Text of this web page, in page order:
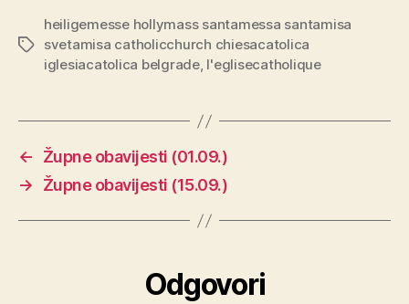
Oznake
heiligemesse hollymass santamessa santamisa
svetamisa catholicchurch chiesacatolica
iglesiacatolica belgrade, l'eglisecatholique
←
Župne obavijesti (01.09.)
→
Župne obavijesti (15.09.)
Odgovori